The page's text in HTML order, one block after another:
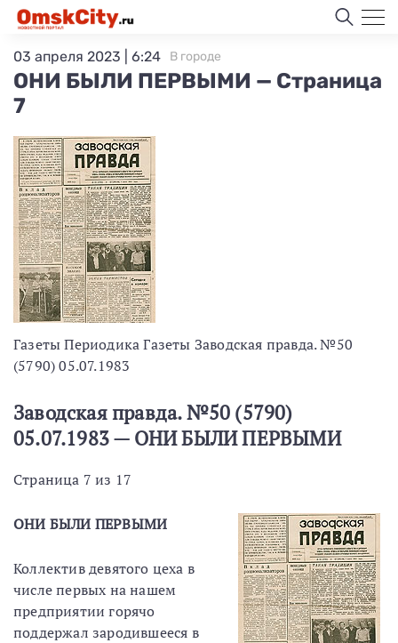
ОНИ БЫЛИ ПЕРВЫМИ — Страница
7
03 апреля 2023 | 6:24 В городе
Газеты Периодика Газеты Заводская правда. №50
(5790) 05.07.1983
Заводская правда. №50 (5790)
05.07.1983 — ОНИ БЫЛИ ПЕРВЫМИ
Страница 7 из 17
ОНИ БЫЛИ ПЕРВЫМИ
Коллектив девятого цеха в
числе первых на нашем
предприятии горячо
поддержал зародившееся в